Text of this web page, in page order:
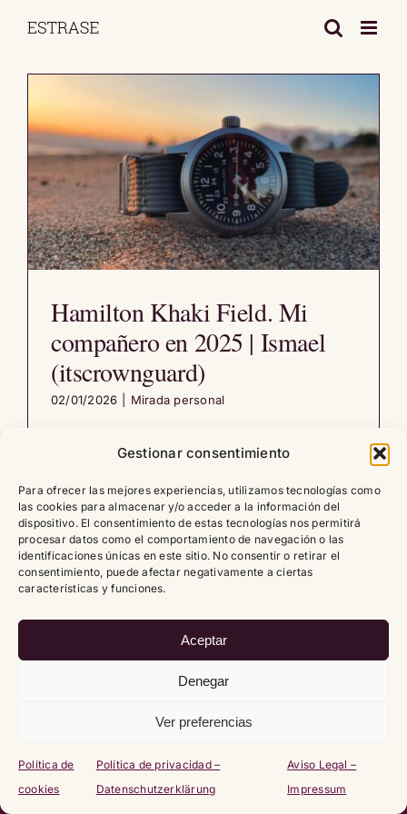
Gestionar consentimiento
Para ofrecer las mejores experiencias, utilizamos tecnologías como
las cookies para almacenar y/o acceder a la información del
dispositivo. El consentimiento de estas tecnologías nos permitirá
procesar datos como el comportamiento de navegación o las
identificaciones únicas en este sitio. No consentir o retirar el
consentimiento, puede afectar negativamente a ciertas
características y funciones.
Aceptar
Denegar
Ver preferencias
Política de
cookies
Política de privacidad –
Datenschutzerklärung
Aviso Legal –
Impressum
Hamilton Khaki Field. Mi
compañero en 2025 | Ismael
(itscrownguard)
02/01/2026 Mirada personal
Leer artículo
Copyright2026 |Política de cookies (UE)